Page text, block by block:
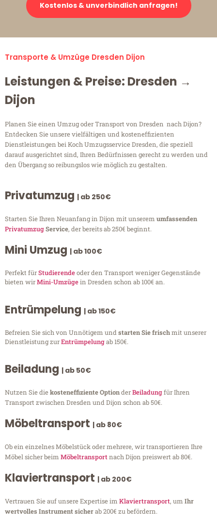
Kostenlos & unverbindlich anfragen!
Transporte & Umzüge Dresden Dijon
Leistungen & Preise: Dresden →
Dijon
Planen Sie einen Umzug oder Transport von Dresden nach Dijon?
Entdecken Sie unsere vielfältigen und kosteneffizienten
Dienstleistungen bei Koch Umzugsservice Dresden, die speziell
darauf ausgerichtet sind, Ihren Bedürfnissen gerecht zu werden und
den Übergang so reibungslos wie möglich zu gestalten.
Privatumzug | ab 250€
Starten Sie Ihren Neuanfang in Dijon mit unserem umfassenden
PrivatumzugService, der bereits ab 250€ beginnt.
Mini Umzug | ab 100€
Perfekt fürStudierendeoder den Transport weniger Gegenstände
bieten wirMini-Umzügein Dresden schon ab 100€ an.
Entrümpelung | ab 150€
Befreien Sie sich von Unnötigem undstarten Sie frischmit unserer
Dienstleistung zurEntrümpelungab 150€.
Beiladung | ab 50€
Nutzen Sie diekosteneffiziente OptionderBeiladungfür Ihren
Transport zwischen Dresden und Dijon schon ab 50€.
Möbeltransport | ab 80€
Ob ein einzelnes Möbelstück oder mehrere, wir transportieren Ihre
Möbel sicher beim Möbeltransportnach Dijon preiswert ab 80€.
Klaviertransport | ab 200€
Vertrauen Sie auf unsere Expertise im Klaviertransport, um Ihr
wertvolles Instrument sicherab 200€ zu befördern.